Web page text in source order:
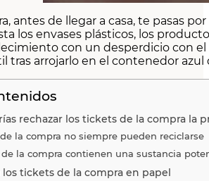
antes de llegar a casa, te pasas
los envases plásticos, los
con un desperdicio con
tras arrojarlo en el contenedor azul
rechazar los tickets de la compra la
la compra no siempre pueden reciclarse
de la compra contienen una sustancia
los tickets de la compra en papel